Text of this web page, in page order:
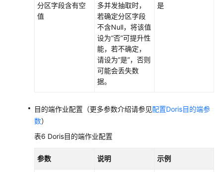
分区字段含有空
值
多并发抽取时，
若确定分区字段
不含Null，将该值
设为“否”可提升性
能，若不确定，
请设为“是”，否则
可能会丢失数
据。
是
目的端作业配置（更多参数介绍请参见配置Doris目的端参
数）
表6 Doris目的端作业配置
参数 说明 示例